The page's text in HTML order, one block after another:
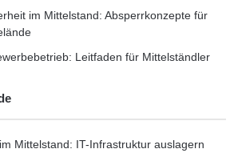
im Mittelstand: Absperrkonzepte für
Leitfaden für Mittelständler
Mittelstand: IT-Infrastruktur auslagern